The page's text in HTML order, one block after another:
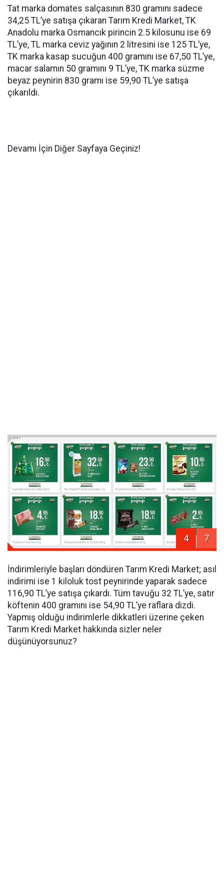
Tat marka domates salçasının 830 gramını sadece
34,25 TL’ye satışa çıkaran Tarım Kredi Market, TK
Anadolu marka Osmancık pirincin 2.5 kilosunu ise 69
TL’ye, TL marka ceviz yağının 2 litresini ise 125 TL’ye,
TK marka kasap sucuğun 400 gramını ise 67,50 TL’ye,
macar salamın 50 gramını 9 TL’ye, TK marka süzme
beyaz peynirin 830 gramı ise 59,90 TL’ye satışa
çıkarıldı.
Devamı İçin Diğer Sayfaya Geçiniz!
4 7
İndirimleriyle başları döndüren Tarım Kredi Market; asıl
indirimi ise 1 kiloluk tost peynirinde yaparak sadece
116,90 TL’ye satışa çıkardı. Tüm tavuğu 32 TL’ye, satır
köftenin 400 gramını ise 54,90 TL’ye raflara dizdi.
Yapmış olduğu indirimlerle dikkatleri üzerine çeken
Tarım Kredi Market hakkında sizler neler
düşünüyorsunuz?